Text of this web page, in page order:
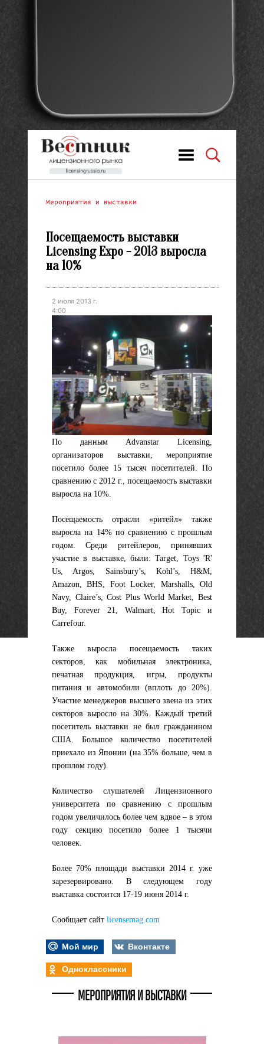
Мероприятия и выставки
Посещаемость выставки
Licensing Expo - 2013 выросла
на 10%
2 июля 2013 г.
4:00
По данным Advanstar Licensing,
организаторов выставки, мероприятие
посетило более 15 тысяч посетителей. По
сравнению с 2012 г., посещаемость выставки
выросла на 10%.
Посещаемость отрасли «ритейл» также
выросла на 14% по сравнению с прошлым
годом. Среди ритейлеров, принявших
участие в выставке, были: Target, Toys 'R'
Us, Argos, Sainsbury’s, Kohl’s, H&M,
Amazon, BHS, Foot Locker, Marshalls, Old
Navy, Claire’s, Cost Plus World Market, Best
Buy, Forever 21, Walmart, Hot Topic и
Carrefour.
Также выросла посещаемость таких
секторов, как мобильная электроника,
печатная продукция, игры, продукты
питания и автомобили (вплоть до 20%).
Участие менеджеров высшего звена из этих
секторов выросло на 30%. Каждый третий
посетитель выставки не был гражданином
США. Большое количество посетителей
приехало из Японии (на 35% больше, чем в
прошлом году).
Количество слушателей Лицензионного
университета по сравнению с прошлым
годом увеличилось более чем вдвое – в этом
году секцию посетило более 1 тысячи
человек.
Более 70% площади выставки 2014 г. уже
зарезервировано. В следующем году
выставка состоится 17-19 июня 2014 г.
Сообщает сайт licensemag.com
Мой мир
Вконтакте
Одноклассники
МЕРОПРИЯТИЯ И ВЫСТАВКИ